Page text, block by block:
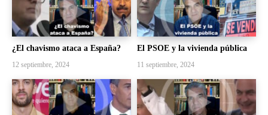
¿El chavismo ataca a España?
12 septiembre, 2024
El PSOE y la vivienda pública
11 septiembre, 2024